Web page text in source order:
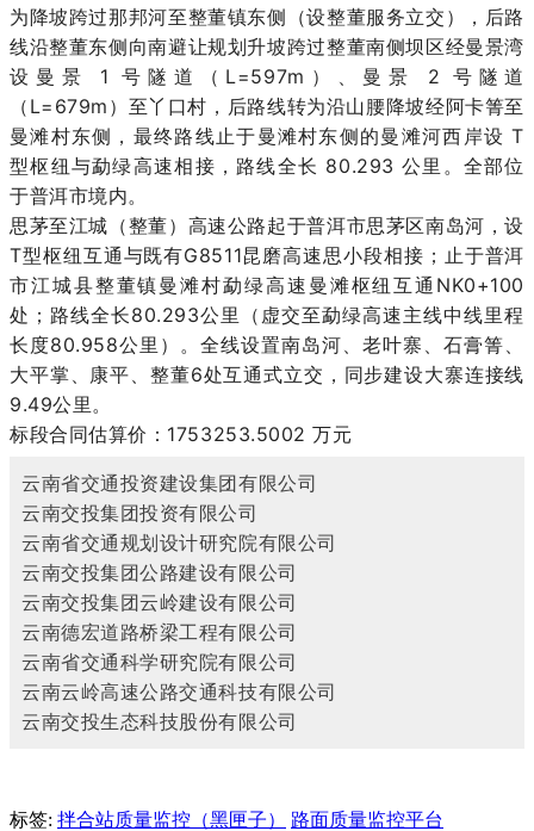
为降坡跨过那邦河至整董镇东侧（设整董服务立交 ），后路
线沿整董东侧向南避让规划升坡跨过整董南侧坝区经曼景湾
设曼景 1 号隧道（L=597m）、曼景 2 号隧道
（L=679m）至丫口村，后路线转为沿山腰降坡经阿卡箐至
曼滩村东侧，最终路线止于曼滩村东侧的曼滩河西岸设 T
型枢纽与勐绿高速相接，路线全长 80.293 公里。全部位
于普洱市境内。
思茅至江城（整董）高速公路起于普洱市思茅区南岛河，设
T型枢纽互通与既有G8511昆磨高速思小段相接；止于普洱
市江城县整董镇曼滩村勐绿高速曼滩枢纽互通NK0+100
处；路线全长80.293公里（虚交至勐绿高速主线中线里程
长度80.958公里）。全线设置南岛河、老叶寨、石膏箐、
大平掌、康平、整董6处互通式立交，同步建设大寨连接线
9.49公里。
标段合同估算价：1753253.5002 万元
云南省交通投资建设集团有限公司
云南交投集团投资有限公司
云南省交通规划设计研究院有限公司
云南交投集团公路建设有限公司
云南交投集团云岭建设有限公司
云南德宏道路桥梁工程有限公司
云南省交通科学研究院有限公司
云南云岭高速公路交通科技有限公司
云南交投生态科技股份有限公司
标签: 拌合站质量监控（黑匣子） 路面质量监控平台